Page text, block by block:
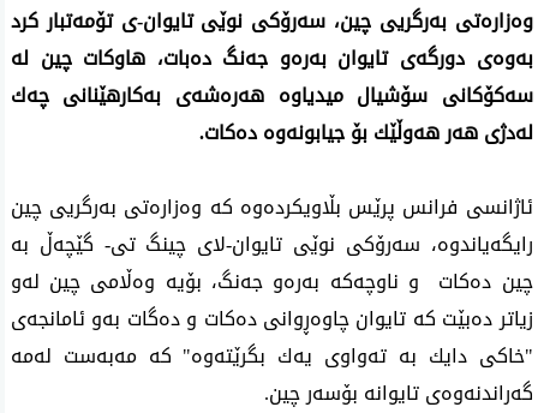
وه‌زاره‌تی به‌رگریی چین، سه‌رۆكی نوێی تایوان-ی تۆمه‌تبار كرد
به‌وه‌ی دورگه‌ی تایوان به‌ره‌و جه‌نگ ده‌بات، هاوكات چین له‌
سه‌كۆكانی سۆشیال میدیاوه‌ هه‌ره‌شه‌ی به‌كارهێنانی چه‌ك
له‌دژی هه‌ر هه‌وڵێك بۆ جیابونه‌وه‌ ده‌كات.
ئاژانسی فرانس پرێس بڵاویكرده‌وه‌ كه‌ وه‌زاره‌تی به‌رگریی چین
رایگه‌یاندوه‌، سه‌رۆكی نوێی تایوان-لای چینگ تی- گێچه‌ڵ به‌
چین ده‌كات و ناوچه‌كه‌ به‌ره‌و جه‌نگ، بۆیه‌ وه‌ڵامی چین له‌و
زیاتر ده‌بێت كه‌ تایوان چاوه‌ڕوانی ده‌كات و ده‌گات به‌و ئامانجه‌ی
"خاكی دایك به‌ ته‌واوی یه‌ك بگرێته‌وه‌" كه‌ مه‌به‌ست له‌مه‌
گه‌راندنه‌وه‌ی تایوانه‌ بۆسه‌ر چین.